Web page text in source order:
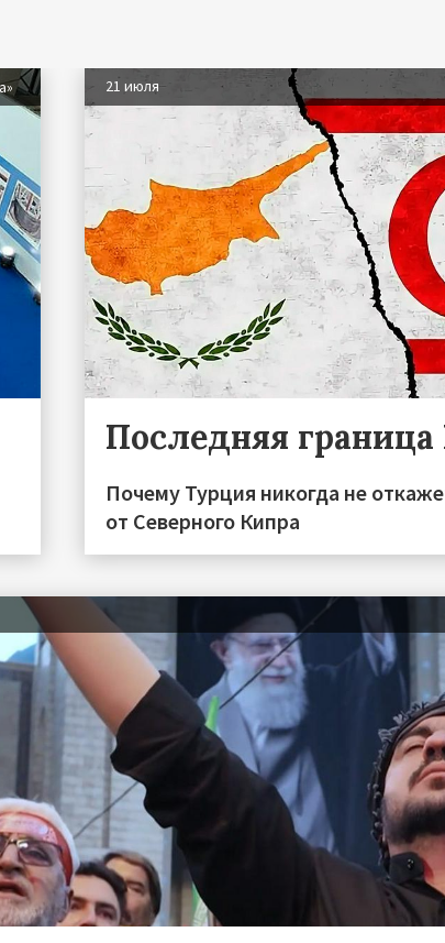
21 июля
Последняя
Почему Турция никогда не
от Северного Кипра